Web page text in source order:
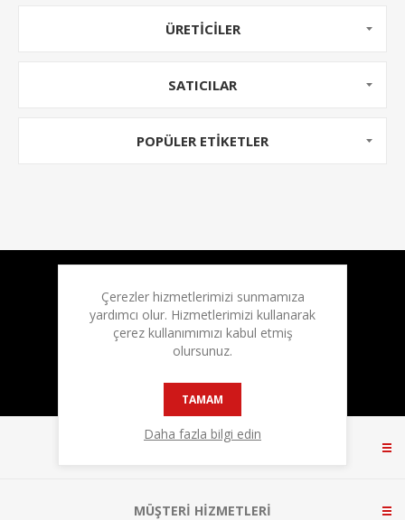
ÜRETICILER
SATICILAR
POPÜLER ETIKETLER
MÜŞTERI HIZMETLERI
Çerezler hizmetlerimizi sunmamıza
yardımcı olur. Hizmetlerimizi kullanarak
çerez kullanımımızı kabul etmiş
olursunuz.
TAMAM
Daha fazla bilgi edin